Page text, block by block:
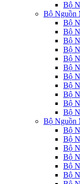
Bộ
Bộ Nguồn
Bộ
Bộ
Bộ
Bộ
Bộ
Bộ
Bộ
Bộ
Bộ
Bộ
Bộ
Bộ Nguồn
Bộ
Bộ
Bộ
Bộ
Bộ
Bộ